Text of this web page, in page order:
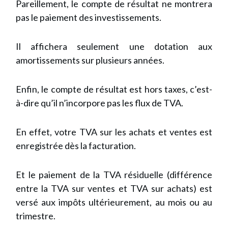
Pareillement, le compte de résultat ne montrera
pas le paiement des investissements.
Il affichera seulement une dotation aux
amortissements sur plusieurs années.
Enfin, le compte de résultat est hors taxes, c’est-
à-dire qu’il n’incorpore pas les flux de TVA.
En effet, votre TVA sur les achats et ventes est
enregistrée dès la facturation.
Et le paiement de la TVA résiduelle (différence
entre la TVA sur ventes et TVA sur achats) est
versé aux impôts ultérieurement, au mois ou au
trimestre.